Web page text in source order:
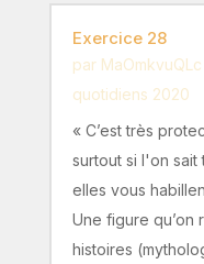
Exercice 28
par MaOmkvuQLc
quotidiens 2020
« C’est très
surtout si l'on sait
elles vous
Une figure qu’on
histoires